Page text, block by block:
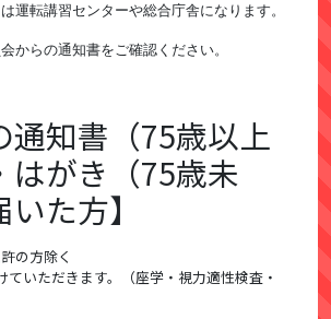
運転講習センターや総合庁舎になります。
からの通知書をご確認ください。
通知書（75歳以上
はがき（75歳未
た方】
の方除く
ていただきます。（座学・視力適性検査・